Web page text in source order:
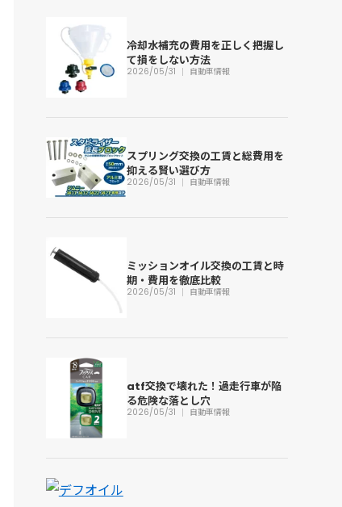
冷却水補充の費用を正しく把握し
て損をしない方法
2026/05/31 自動車情報
スプリング交換の工賃と総費用を
抑える賢い選び方
2026/05/31 自動車情報
ミッションオイル交換の工賃と時
期・費用を徹底比較
2026/05/31 自動車情報
atf交換で壊れた！過走行車が陥
る危険な落とし穴
2026/05/31 自動車情報